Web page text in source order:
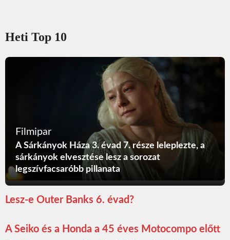
Heti Top 10
Filmipar
A Sárkányok Háza 3. évad 7. része leleplezte, a
sárkányok elvesztése lesz a sorozat
legszívfacsaróbb pillanata
Lesz-e Outer Banks 6. évad?
A Seiko és a Honda a 45 éves Motocompo előtt